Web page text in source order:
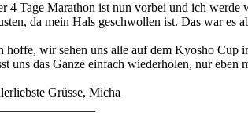
4 Tage Marathon ist nun vorbei und ich
da mein Hals geschwollen ist. Das war es
hoffe, wir sehen uns alle auf dem Kyosho Cup
uns das Ganze einfach wiederholen, nur eben
Grüsse, Micha